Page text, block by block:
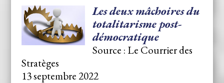
Les deux mâchoires du
totalitarisme post-
démocratique
Source : Le Courrier des
Stratèges
13 septembre 2022